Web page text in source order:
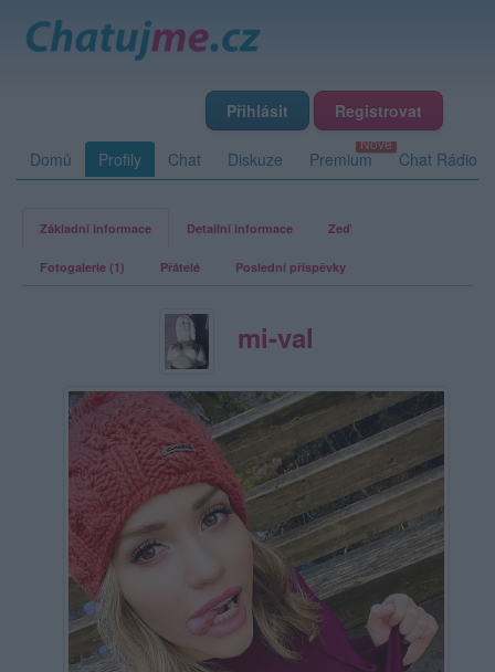
Přihlásit Registrovat
Domů Profily Chat Diskuze Premium Chat Rádio
Základní informace Detailní informace Zeď
Fotogalerie (1) Přátelé Poslední příspěvky
mi-val